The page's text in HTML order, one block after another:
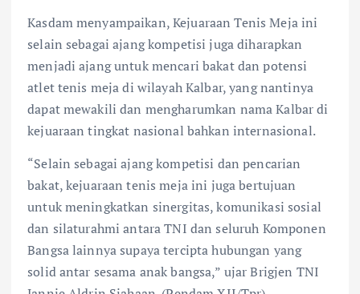
Kasdam menyampaikan, Kejuaraan Tenis Meja ini
selain sebagai ajang kompetisi juga diharapkan
menjadi ajang untuk mencari bakat dan potensi
atlet tenis meja di wilayah Kalbar, yang nantinya
dapat mewakili dan mengharumkan nama Kalbar di
kejuaraan tingkat nasional bahkan internasional.
“Selain sebagai ajang kompetisi dan pencarian
bakat, kejuaraan tenis meja ini juga bertujuan
untuk meningkatkan sinergitas, komunikasi sosial
dan silaturahmi antara TNI dan seluruh Komponen
Bangsa lainnya supaya tercipta hubungan yang
solid antar sesama anak bangsa,” ujar Brigjen TNI